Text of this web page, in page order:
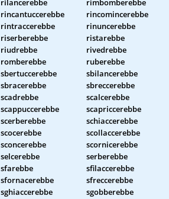
rincantuccerebbe rincomincerebbe
rintraccerebbe rinuncerebbe
riserberebbe ristarebbe
riudrebbe rivedrebbe
romberebbe ruberebbe
sbertuccerebbe sbilancerebbe
sbracerebbe sbreccerebbe
scadrebbe scalcerebbe
scappuccerebbe scapriccerebbe
scerberebbe schiaccerebbe
scocerebbe scollaccerebbe
sconcerebbe scornicerebbe
selcerebbe serberebbe
sfarebbe sfilaccerebbe
sfornacerebbe sfreccerebbe
sghiaccerebbe sgobberebbe